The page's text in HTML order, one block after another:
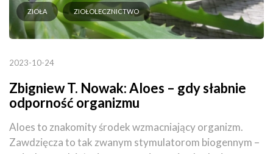
ZIOŁA ZIOŁOLECZNICTWO
2023-10-24
Zbigniew T. Nowak: Aloes – gdy słabnie
odporność organizmu
Aloes to znakomity środek wzmacniający organizm.
Zawdzięcza to tak zwanym stymulatorom biogennym –